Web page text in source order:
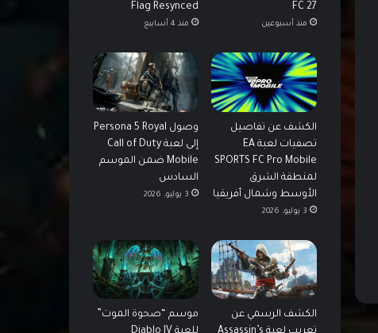
FC 27
منذ أسبوعين
Flag Resynced
منذ 4 أسابيع
الكشف عن تفاصيل
تصفيات لعبة EA
SPORTS FC Pro Mobile
لمنطقة الشرق
الأوسط وشمال أفريقيا
3 يوليو، 2026
وصول Persona 5 Royal
إلى لعبة Call of Duty
Mobile ضمن الموسم
السادس
3 يوليو، 2026
الكشف الرسمي عن
موسم “صحوة الموت”